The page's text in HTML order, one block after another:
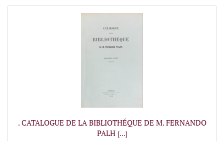
. CATALOGUE DE LA BIBLIOTHÉQUE DE M. FERNANDO
PALH [...]